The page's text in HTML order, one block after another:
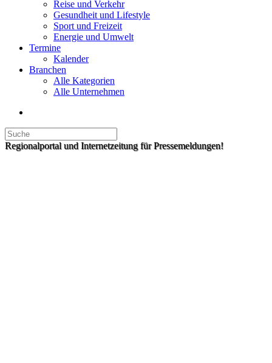
Reise und Verkehr
Gesundheit und Lifestyle
Sport und Freizeit
Energie und Umwelt
Termine
Kalender
Branchen
Alle Kategorien
Alle Unternehmen
Regionalportal und Internetzeitung für Pressemeldungen!